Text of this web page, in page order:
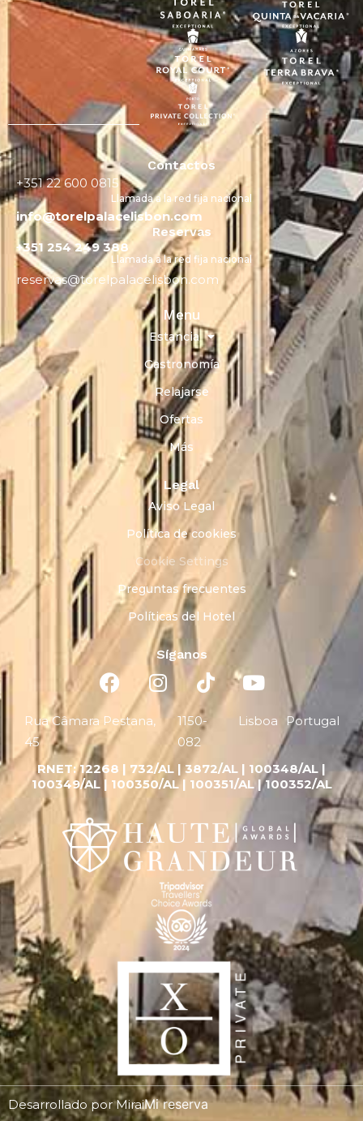
Contactos
+351 22 600 0815
Llamada a la red fija nacional
info@torelpalacelisbon.com
Reservas
+351 254 249 388
Llamada a la red fija nacional
reservas@torelpalacelisbon.com
Menu
Estancia
Gastronomía
Relajarse
Ofertas
Más
Legal
Aviso Legal
Política de cookies
Cookie Settings
Preguntas frecuentes
Políticas del Hotel
Síganos
Rua Câmara Pestana,
45
1150-
082
Lisboa Portugal
RNET:12268 | 732/AL | 3872/AL | 100348/AL |
100349/AL | 100350/AL | 100351/AL | 100352/AL
Desarrollado porMiraiMi reserva